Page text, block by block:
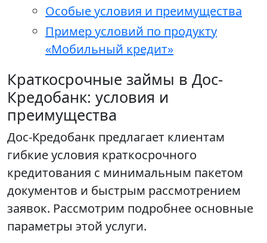
Особые условия и преимущества
Пример условий по продукту
«Мобильный кредит»
Краткосрочные займы в Дос-
Кредобанк: условия и
преимущества
Дос-Кредобанк предлагает клиентам
гибкие условия краткосрочного
кредитования с минимальным пакетом
документов и быстрым рассмотрением
заявок. Рассмотрим подробнее основные
параметры этой услуги.